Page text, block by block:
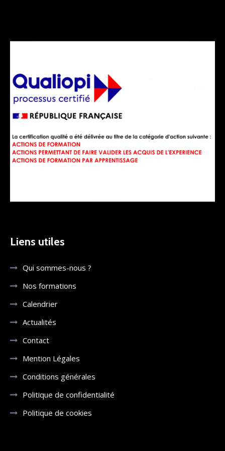
Liens utiles
Qui sommes-nous ?
Nos formations
Calendrier
Actualités
Contact
Mention Légales
Conditions générales
Politique de confidentialité
Politique de cookies